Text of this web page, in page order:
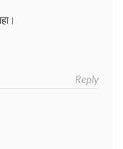
Reply